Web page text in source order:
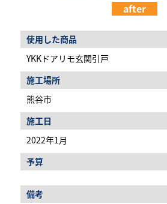
after
使用した商品
YKKドアリモ玄関引戸
施工場所
熊谷市
施工日
2022年1月
予算
備考